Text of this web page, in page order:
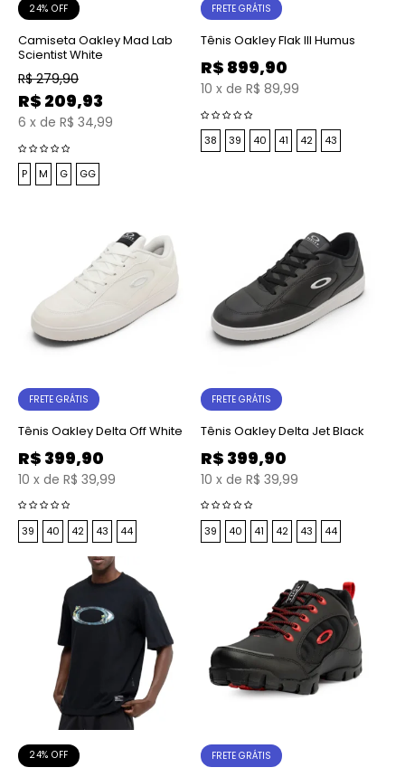
24% OFF
Camiseta Oakley Mad Lab
Scientist White
R$ 279,90
R$ 209,93
6 x de R$ 34,99
P M G GG
FRETE GRÁTIS
Tênis Oakley Flak III Humus
R$ 899,90
10 x de R$ 89,99
38 39 40 41 42 43
FRETE GRÁTIS
Tênis Oakley Delta Off White
R$ 399,90
10 x de R$ 39,99
39 40 42 43 44
FRETE GRÁTIS
Tênis Oakley Delta Jet Black
R$ 399,90
10 x de R$ 39,99
39 40 41 42 43 44
24% OFF FRETE GRÁTIS